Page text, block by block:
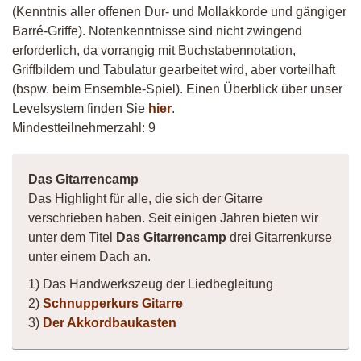
(Kenntnis aller offenen Dur- und Mollakkorde und gängiger
Barré-Griffe). Notenkenntnisse sind nicht zwingend
erforderlich, da vorrangig mit Buchstabennotation,
Griffbildern und Tabulatur gearbeitet wird, aber vorteilhaft
(bspw. beim Ensemble-Spiel). Einen Überblick über unser
Levelsystem finden Sie hier.
Mindestteilnehmerzahl: 9
Das Gitarrencamp
Das Highlight für alle, die sich der Gitarre
verschrieben haben. Seit einigen Jahren bieten wir
unter dem Titel
Das Gitarrencamp drei Gitarrenkurse
unter einem Dach an.
1) Das Handwerkszeug der Liedbegleitung
2) Schnupperkurs Gitarre
3) Der Akkordbaukasten